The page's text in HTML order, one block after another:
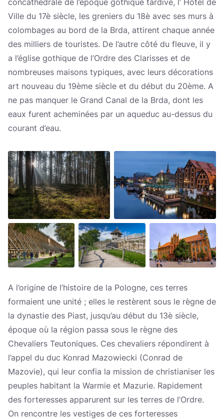
concathédrale de l’époque gothique tardive, l’ Hôtel de
Ville du 17è siècle, les greniers du 18è avec ses murs à
colombages au bord de la Brda, attirent chaque année
des milliers de touristes. De l’autre côté du fleuve, il y
a l’église gothique de l’Ordre des Clarisses et de
nombreuses maisons typiques, avec leurs décorations
art nouveau du 19ème siècle et du début du 20ème. A
ne pas manquer le Grand Canal de la Brda, dont les
eaux furent acheminées par un aqueduc au-dessus du
courant d’eau.
A l’origine de l’histoire de la Pologne, ces terres
formaient une unité ; elles le restèrent sous le règne de
la dynastie des Piast, jusqu’au début du 13è siècle,
époque où la région passa sous le règne des
Chevaliers Teutoniques. Ces chevaliers répondirent à
l’appel du duc Konrad Mazowiecki (Conrad de
Mazovie), qui leur confia la mission de christianiser les
peuples habitant la Warmie et Mazurie. Rapidement
des forteresses apparurent sur les terres de l’Ordre.
On rencontre les vestiges de ces forteresses